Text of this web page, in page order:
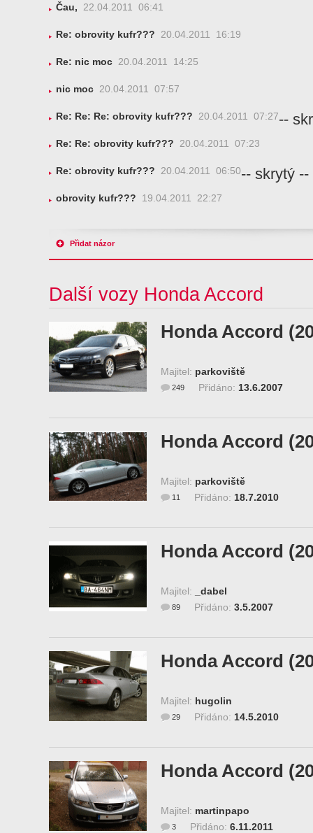
Čau, 22.04.2011 06:41
Re: obrovity kufr??? 20.04.2011 16:19
Re: nic moc 20.04.2011 14:25
nic moc 20.04.2011 07:57
Re: Re: Re: obrovity kufr??? 20.04.2011 07:27--
Re: Re: obrovity kufr??? 20.04.2011 07:23
Re: obrovity kufr??? 20.04.2011 06:50-- skrytý --
obrovity kufr??? 19.04.2011 22:27
Přidat názor
Další vozy Honda Accord
Honda Accord
Majitel: parkoviště
Přidáno: 13.6.2007
249
Honda Accord
Majitel: parkoviště
Přidáno: 18.7.2010
11
Honda Accord
Majitel:
_dabel
Přidáno: 3.5.2007
89
Honda Accord
Majitel: hugolin
Přidáno: 14.5.2010
29
Honda Accord
Majitel: martinpapo
Přidáno: 6.11.2011
3